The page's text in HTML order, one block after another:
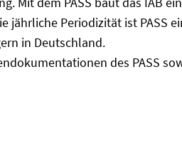
jährliche Periodizität ist PASS
in Deutschland.
des PASS